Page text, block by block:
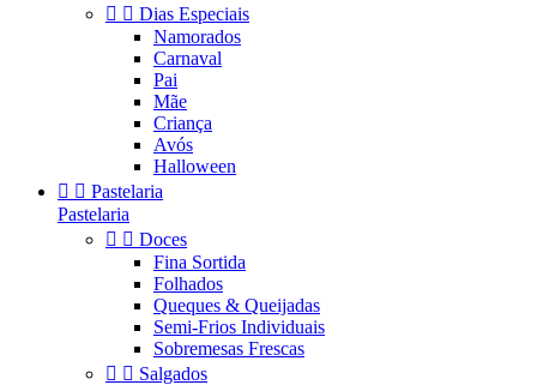
  Dias Especiais
Namorados
Carnaval
Pai
Mãe
Criança
Avós
Halloween
  Pastelaria
Pastelaria
  Doces
Fina Sortida
Folhados
Queques & Queijadas
Semi-Frios Individuais
Sobremesas Frescas
  Salgados